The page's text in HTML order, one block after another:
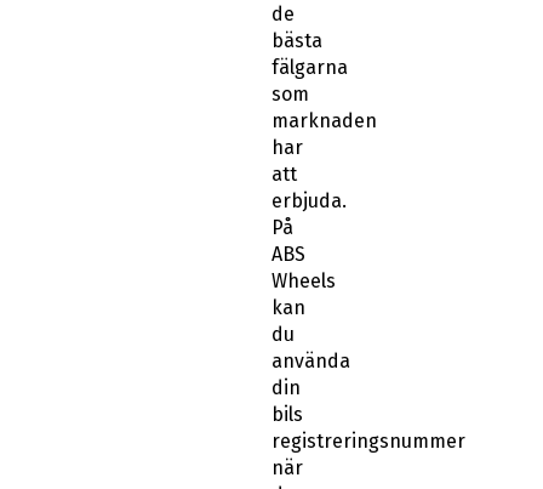
de
bästa
fälgarna
som
marknaden
har
att
erbjuda.
På
ABS
Wheels
kan
du
använda
din
bils
registreringsnummer
när